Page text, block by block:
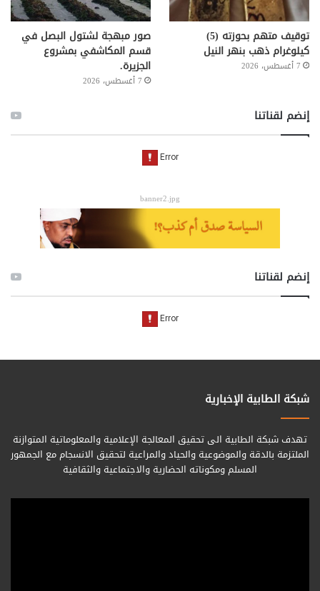
توقيف متهم بحوزته (5)
كيلوغرام ذهب بنهر النيل
7 أغسطس، 2026
صور مبهجة لشتول البصل في
قسم المكاشفي بمشروع
الجزيرة.
7 أغسطس، 2026
إنضم لقناتنا
banner2.jpg
إنضم لقناتنا
شبكة الطابية الإخبارية
تهدف شبكة الطابية الى تحقيق المعالجة الإعلامية والمعلوماتية المتوازنة
الملتزمة بالدقة والموضوعية والحياد والمراعية لتحقيق الانسجام مع الجمهور
المسلم ومكوناته الحضارية والاجتماعية والثقافية